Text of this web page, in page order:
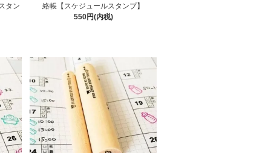
タン
絡帳【スケジュールスタンプ】
550円(内税)